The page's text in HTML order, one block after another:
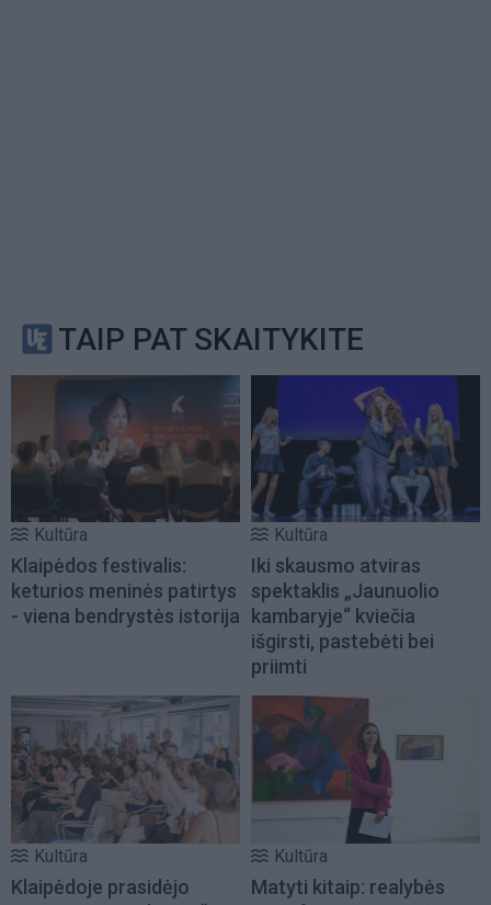
TAIP PAT SKAITYKITE
Kultūra
Klaipėdos festivalis:
keturios meninės patirtys
- viena bendrystės istorija
Kultūra
Iki skausmo atviras
spektaklis „Jaunuolio
kambaryje“ kviečia
išgirsti, pastebėti bei
priimti
Kultūra
Klaipėdoje prasidėjo
Kultūra
Matyti kitaip: realybės